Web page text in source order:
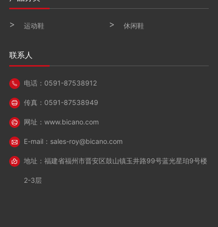
运动鞋 休闲鞋
联系人
电话： 0591-87538912
传真：0591-87538949
网址： www.bicano.com
E-mail： sales-roy@bicano.com
地址：福建省福州市晋安区鼓山镇玉井路99号蓝光星珀9号楼
2-3层